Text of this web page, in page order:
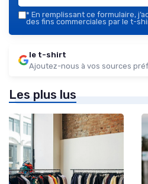
* En remplissant ce formulaire,
des fins commerciales par le t-
le t-shirt
Ajoutez-nous à vos sources
Les plus lus